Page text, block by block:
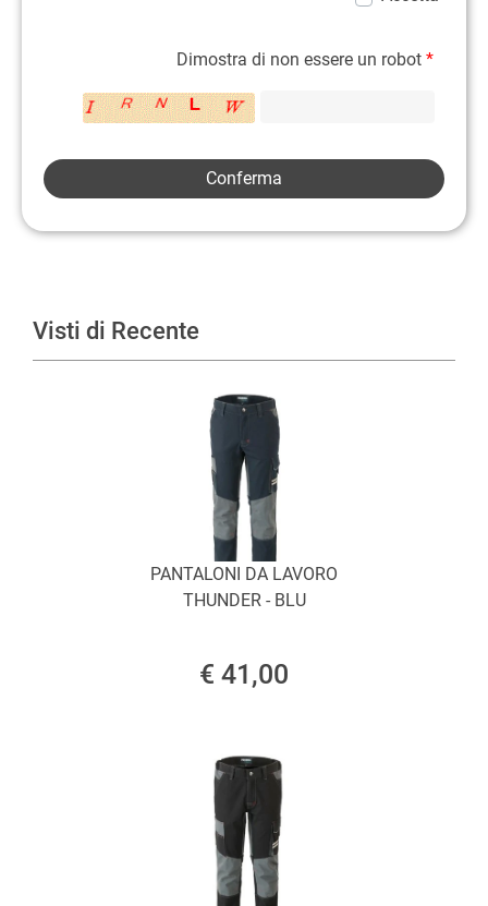
Dimostra di non essere un robot *
Visti di Recente
PANTALONI DA LAVORO
THUNDER - BLU
€ 41,00